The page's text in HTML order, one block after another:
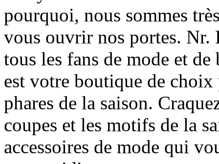
pourquoi, nous sommes
vous ouvrir nos portes. Nr.
tous les fans de mode et
est votre boutique de
phares de la saison.
coupes et les motifs de la
accessoires de mode qui